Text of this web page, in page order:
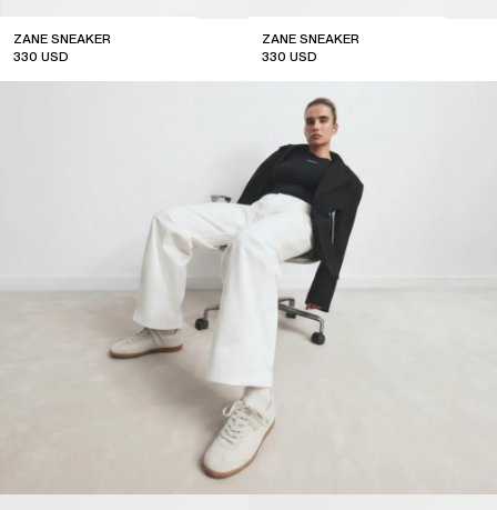
ZANE SNEAKER
330 USD
ZANE SNEAKER
330 USD